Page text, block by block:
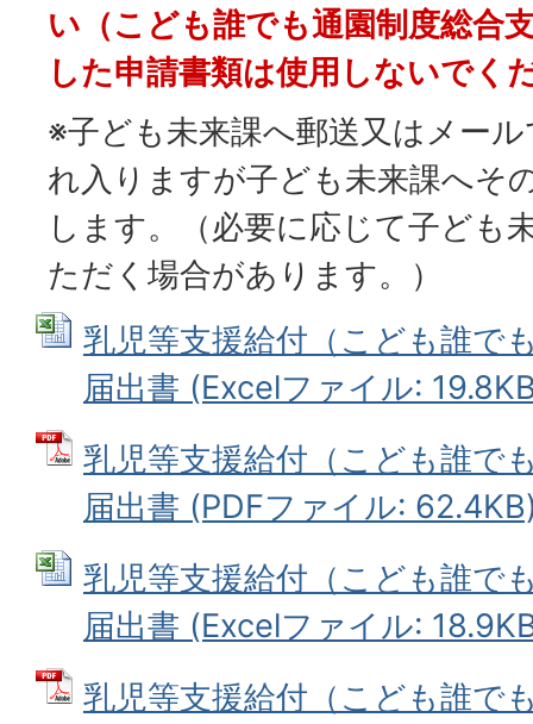
い（こども誰でも通園制度総合
した申請書類は使用しないでく
※子ども未来課へ郵送又はメー
れ入りますが子ども未来課へそ
します。（必要に応じて子ども
ただく場合があります。）
乳児等支援給付（こども誰で
届出書 (Excelファイル:
乳児等支援給付（こども誰で
届出書 (PDFファイル:
乳児等支援給付（こども誰で
届出書 (Excelファイル:
乳児等支援給付（こども誰で